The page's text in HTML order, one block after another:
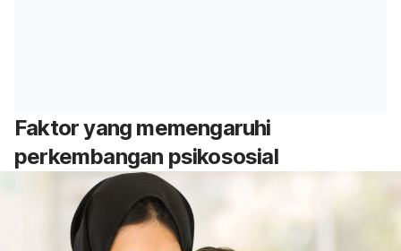
Faktor yang memengaruhi
perkembangan psikososial